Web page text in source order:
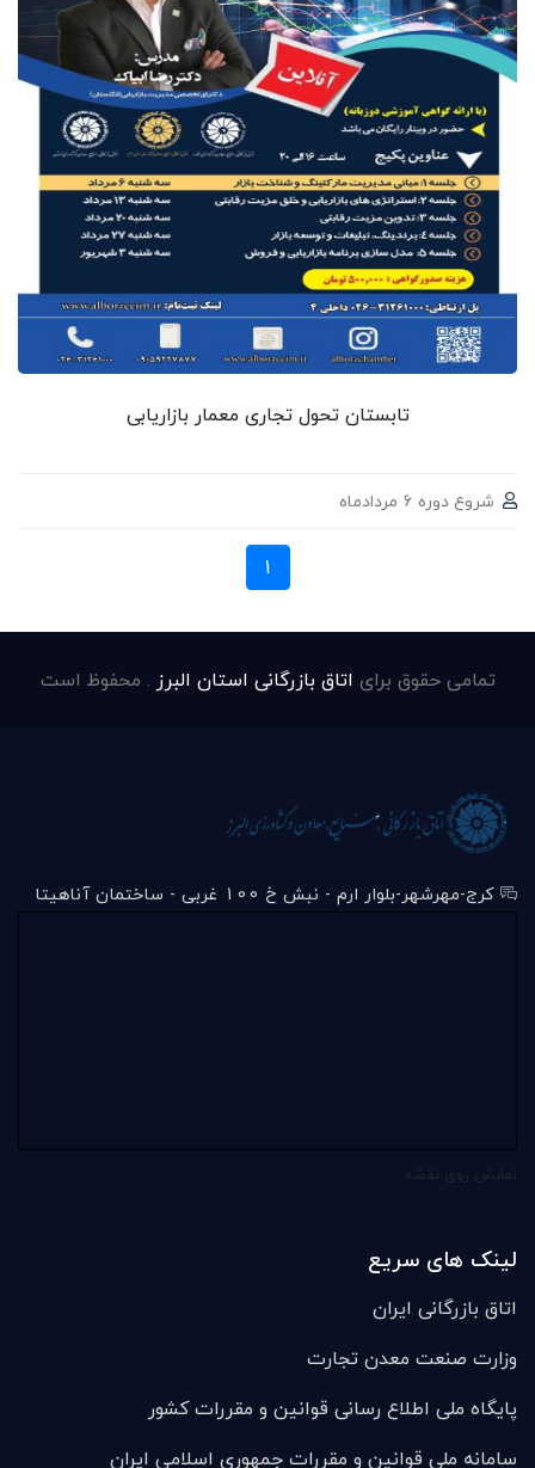
تابستان تحول تجاری معمار بازاریابی
شروع دوره 6 مردادماه
1
تمامی حقوق برای اتاق بازرگانی استان البرز . محفوظ است
کرج-مهرشهر-بلوار ارم - نبش خ 100 غربی - ساختمان آناهیتا
لینک های سریع
اتاق بازرگانی ایران
وزارت صنعت معدن تجارت
پایگاه ملی اطلاع رسانی قوانین و مقررات کشور
سامانه ملی قوانين و مقررات جمهوری اسلامی ایران